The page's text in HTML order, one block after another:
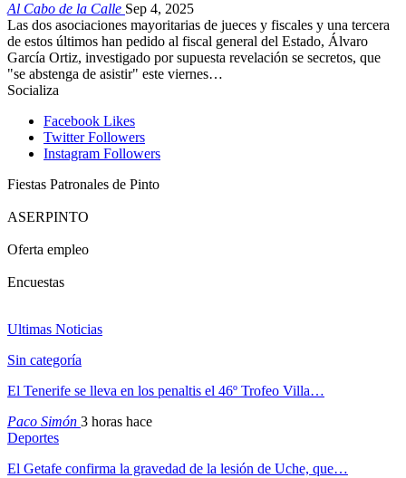
Al Cabo de la Calle Sep 4, 2025
Las dos asociaciones mayoritarias de jueces y fiscales y una tercera
de estos últimos han pedido al fiscal general del Estado, Álvaro
García Ortiz, investigado por supuesta revelación se secretos, que
"se abstenga de asistir" este viernes…
Socializa
Facebook Likes
Twitter Followers
Instagram Followers
Fiestas Patronales de Pinto
ASERPINTO
Oferta empleo
Encuestas
Ultimas Noticias
Sin categoría
El Tenerife se lleva en los penaltis el 46º Trofeo Villa…
Paco Simón 3 horas hace
Deportes
El Getafe confirma la gravedad de la lesión de Uche, que…